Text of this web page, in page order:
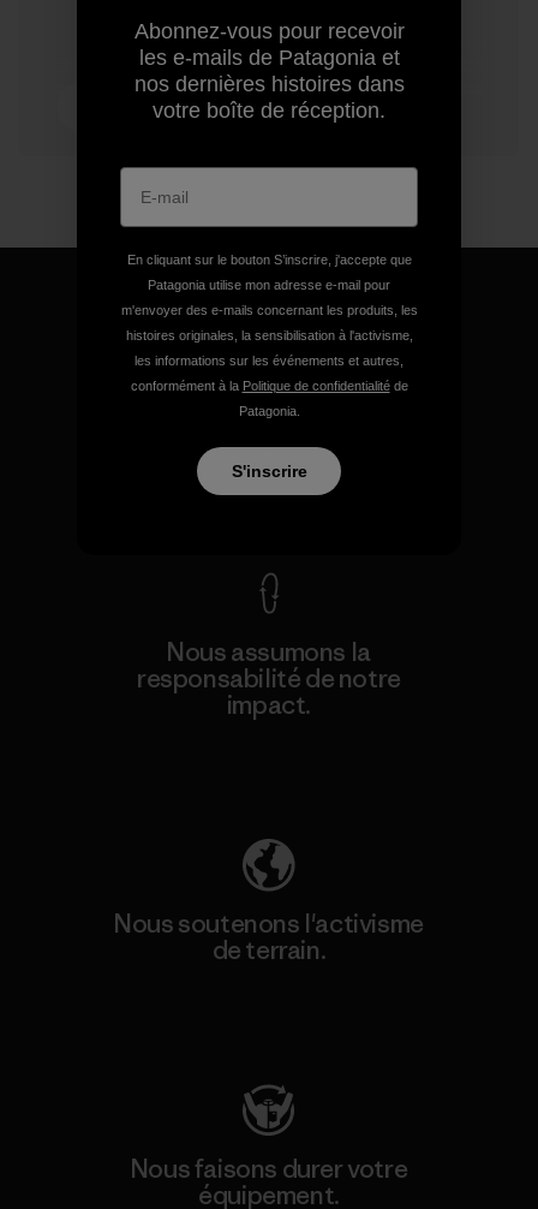
3 min de
lecture
Nous garantissons tous les
produits que nous
Nous assumons la
responsabilité de notre
impact.
Nous soutenons l'activisme
de terrain.
Nous faisons durer votre
équipement.
Abonnez-vous pour recevoir
les e-mails de Patagonia et
nos dernières histoires dans
votre boîte de réception.
En cliquant sur le bouton S’inscrire, j'accepte que
Patagonia utilise mon adresse e-mail pour
m'envoyer des e-mails concernant les produits, les
histoires originales, la sensibilisation à l'activisme,
les informations sur les événements et autres,
conformément à la Politique de confidentialitéde
Patagonia.
S'inscrire